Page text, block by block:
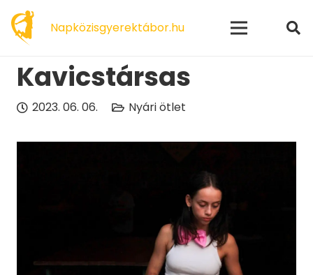
Napközisgyerektábor.hu
Kavicstársas
2023. 06. 06. Nyári ötlet